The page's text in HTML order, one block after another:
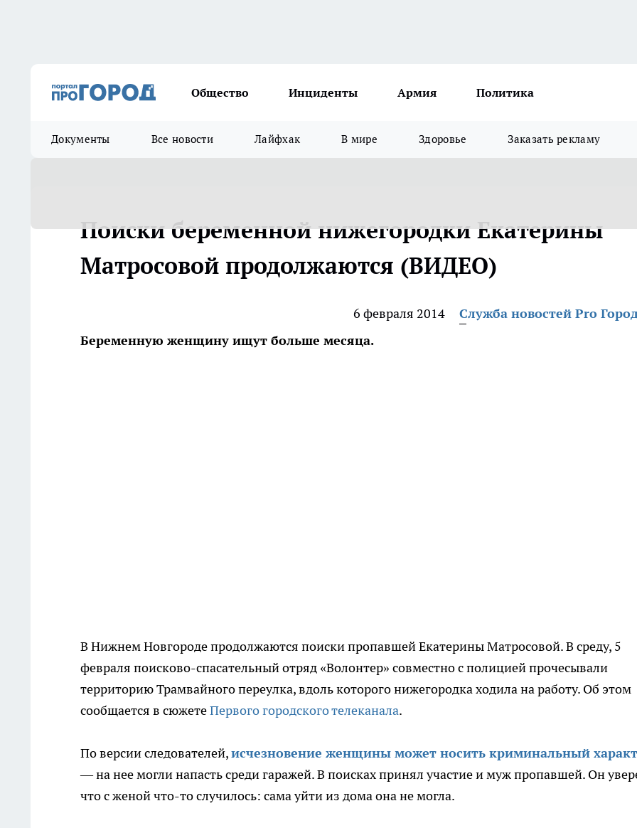
Общество Инциденты Армия Политика
Документы Все новости Лайфхак В мире Здоровье Заказать рекламу
Поиски беременной нижегородки Екатерины
Матросовой продолжаются (ВИДЕО)
6 февраля 2014
Служба новостей Pro
Беременную женщину ищут больше месяца.
В Нижнем Новгороде продолжаются поиски пропавшей Екатерины Матросовой. В среду, 5
февраля поисково-спасательный отряд «Волонтер» совместно с полицией прочесывали
территорию Трамвайного переулка, вдоль которого нижегородка ходила на работу. Об этом
сообщается в сюжетеПервого городского телеканала.
По версии следователей,исчезновение женщины может носить криминальный
— на нее могли напасть среди гаражей. В поисках принял участие и муж пропавшей. Он
что с женой что-то случилось: сама уйти из дома она не могла.